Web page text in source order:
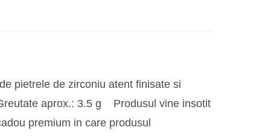
pietrele de zirconiu atent finisate si
aprox.: 3.5 g Produsul vine insotit
premium in care produsul